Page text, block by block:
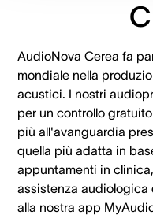
AudioNova Cerea fa
mondiale nella
acustici. I nostri
per un controllo
più all'avanguardia
quella più adatta in
appuntamenti in
assistenza audiologica
alla nostra app